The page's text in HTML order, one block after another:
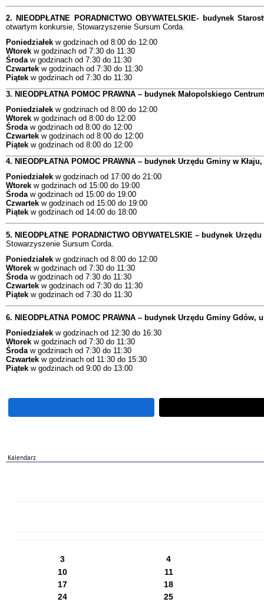
2. NIEODPŁATNE PORADNICTWO OBYWATELSKIE- budynek
otwartym konkursie, Stowarzyszenie Sursum Corda.
Poniedziałek w godzinach od 8:00 do 12:00
Wtorek w godzinach od 7:30 do 11:30
Środa w godzinach od 7:30 do 11:30
Czwartek w godzinach od 7:30 do 11:30
Piątek w godzinach od 7:30 do 11:30
3. NIEODPŁATNA POMOC PRAWNA – budynek Małopolskiego
Poniedziałek w godzinach od 8:00 do 12:00
Wtorek w godzinach od 8:00 do 12:00
Środa w godzinach od 8:00 do 12:00
Czwartek w godzinach od 8:00 do 12:00
Piątek w godzinach od 8:00 do 12:00
4. NIEODPŁATNA POMOC PRAWNA – budynek Urzędu Gminy w Kłaju,
Poniedziałek w godzinach od 17:00 do 21:00
Wtorek w godzinach od 15:00 do 19:00
Środa w godzinach od 15:00 do 19:00
Czwartek w godzinach od 15:00 do 19:00
Piątek w godzinach od 14:00 do 18:00
5. NIEODPŁATNE PORADNICTWO OBYWATELSKIE – budynek
Stowarzyszenie Sursum Corda.
Poniedziałek w godzinach od 8:00 do 12:00
Wtorek w godzinach od 7:30 do 11:30
Środa w godzinach od 7:30 do 11:30
Czwartek w godzinach od 7:30 do 11:30
Piątek w godzinach od 7:30 do 11:30
6. N IEODPŁATNA POMOC PRAWNA – budynek Urzędu Gminy Gdów,
Poniedziałek w godzinach od 12:30 do 16:30
Wtorek w godzinach od 7:30 do 11:30
Środa w godzinach od 7:30 do 11:30
Czwartek w godzinach od 11:30 do 15:30
Piątek w godzinach od 9:00 do 13:00
Kalendarz
3
4
10
11
17
18
24
25